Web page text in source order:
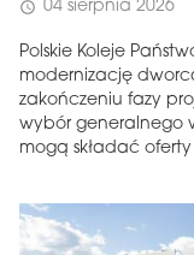
schedule 04 sierpnia 2026
Polskie Koleje
modernizację
zakończeniu fazy
wybór generalnego
mogą składać